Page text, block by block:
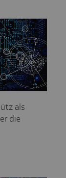
als
die